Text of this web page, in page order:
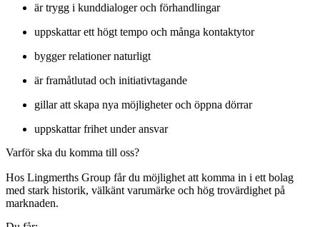
är trygg i kunddialoger och förhandlingar
uppskattar ett högt tempo och många kontaktytor
bygger relationer naturligt
är framåtlutad och initiativtagande
gillar att skapa nya möjligheter och öppna dörrar
uppskattar frihet under ansvar
Varför ska du komma till oss?
Hos Lingmerths Group får du möjlighet att komma in i ett bolag
med stark historik, välkänt varumärke och hög trovärdighet på
marknaden.